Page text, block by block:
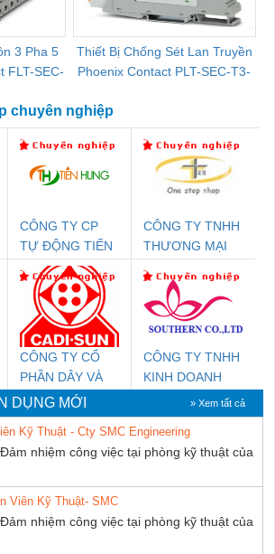
3 Pha 5
FLT-SEC-
Thiết Bị Chống Sét Lan Truyền
Phoenix Contact PLT-SEC-T3-
chuyên nghiệp
CÔNG TY CP
TỰ ĐỘNG TIẾN
HƯNG
CÔNG TY TNHH
THƯƠNG MẠI
NAM
CÔNG TY CỔ
PHẦN DÂY VÀ
CÁP ĐIỆN
THƯỢNG ĐÌNH
CÔNG TY TNHH
KINH DOANH
DỊCH VỤ XNK
PHƯƠNG NAM
MỚI » Xem tất cả
Kỹ Thuật - Cty SMC Engineering
nhiệm công việc tại phòng kỹ thuật của
Viên Kỹ Thuật- SMC
nhiệm công việc tại phòng kỹ thuật của